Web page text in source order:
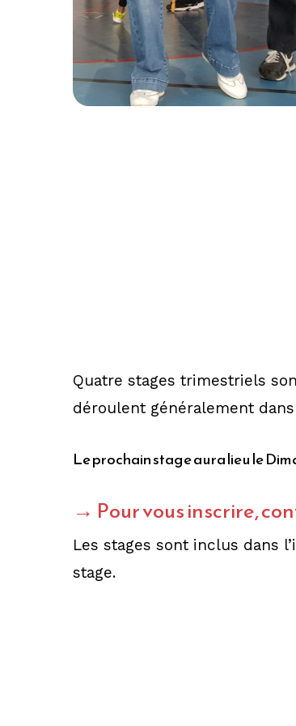
Quatre stages trimestriels
déroulent généralement
Le prochain stage aura lieu le
→ Pour vous inscrire,
Les stages sont inclus dans
stage.